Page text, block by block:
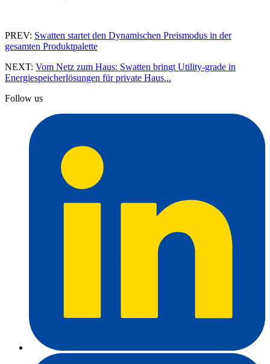
PREV: Swatten startet den Dynamischen Preismodus in der
gesamten Produktpalette
NEXT: Vom Netz zum Haus: Swatten bringt Utility-grade in
Energiespeicherlösungen für private Haus...
Follow us